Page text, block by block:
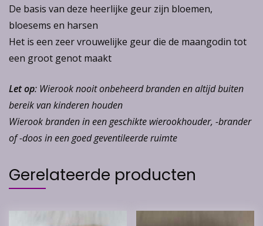
De basis van deze heerlijke geur zijn bloemen,
bloesems en harsen
Het is een zeer vrouwelijke geur die de maangodin tot
een groot genot maakt
Let op: Wierook nooit onbeheerd branden en altijd buiten
bereik van kinderen houden
Wierook branden in een geschikte wierookhouder, -brander
of -doos in een goed geventileerde ruimte
Gerelateerde producten